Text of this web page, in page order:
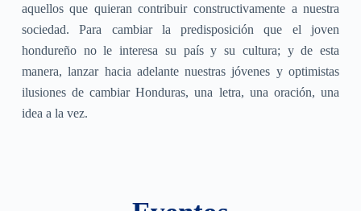
aquellos que quieran contribuir constructivamente a nuestra
sociedad. Para cambiar la predisposición que el joven
hondureño no le interesa su país y su cultura; y de esta
manera, lanzar hacia adelante nuestras jóvenes y optimistas
ilusiones de cambiar Honduras, una letra, una oración, una
idea a la vez.